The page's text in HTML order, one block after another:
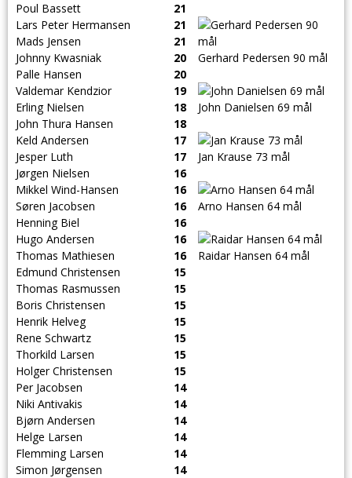
Poul Bassett
21
Lars Peter Hermansen
21
Mads Jensen
21
Johnny Kwasniak
20
Palle Hansen
20
Valdemar Kendzior
19
Erling Nielsen
18
John Thura Hansen
18
Keld Andersen
17
Jesper Luth
17
Jørgen Nielsen
16
Mikkel Wind-Hansen
16
Søren Jacobsen
16
Henning Biel
16
Hugo Andersen
16
Thomas Mathiesen
16
Edmund Christensen
15
Thomas Rasmussen
15
Boris Christensen
15
Henrik Helveg
15
Rene Schwartz
15
Thorkild Larsen
15
Holger Christensen
15
Per Jacobsen
14
Niki Antivakis
14
Bjørn Andersen
14
Helge Larsen
14
Flemming Larsen
14
Simon Jørgensen
14
Gerhard Pedersen 90 mål
John Danielsen 69 mål
Jan Krause 73 mål
Arno Hansen 64 mål
Raidar Hansen 64 mål